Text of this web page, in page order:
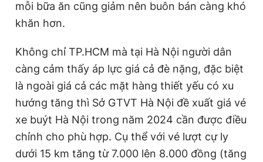
mỗi bữa ăn cũng giảm nên buôn bán càng khó
khăn hơn.
Không chỉ TP.HCM mà tại Hà Nội người dân
càng cảm thấy áp lực giá cả đè nặng, đặc biệt
là ngoài giá cả các mặt hàng thiết yếu có xu
hướng tăng thì Sở GTVT Hà Nội đề xuất giá vé
xe buýt Hà Nội trong năm 2024 cần được điều
chỉnh cho phù hợp. Cụ thể với vé lượt cự ly
dưới 15 km tăng từ 7.000 lên 8.000 đồng (tăng